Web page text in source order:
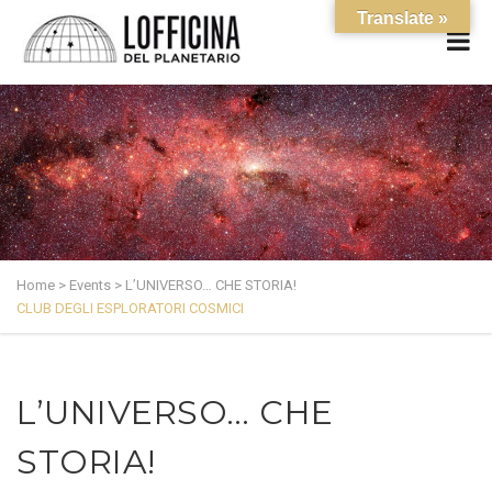
Home > Events > L’UNIVERSO… CHE STORIA!
CLUB DEGLI ESPLORATORI COSMICI
L’UNIVERSO… CHE
STORIA!
Translate »